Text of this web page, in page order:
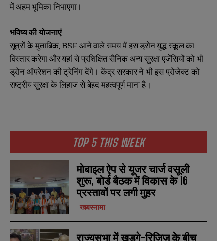
TOP 5 THIS WEEK
मोबाइल ऐप से यूजर चार्ज वसूली
शुरू, बोर्ड बैठक में विकास के 16
प्रस्तावों पर लगी मुहर
खबरनामा
राज्यसभा में खड़गे-रिजिजू के बीच
में अहम भूमिका निभाएगा।
भविष्यकीयोजनाएं
सूत्रों के मुताबिक, BSF आने वाले समय में इस ड्रोन युद्ध स्कूल का
विस्तार करेगा और यहां से प्रशिक्षित सैनिक अन्य सुरक्षा एजेंसियों को भी
ड्रोन ऑपरेशन की ट्रेनिंग देंगे। केंद्र सरकार ने भी इस प्रोजेक्ट को
राष्ट्रीय सुरक्षा के लिहाज से बेहद महत्वपूर्ण माना है।